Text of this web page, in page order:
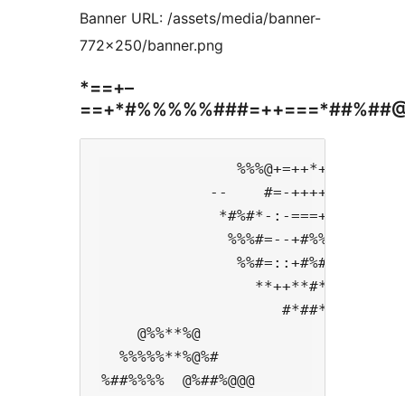
Banner URL: /assets/media/banner-
772×250/banner.png
*==+–
%%%@+=++*+-
--    #=-++++-
*#%#*-:-
%%%#=--
@%%**%@
%%%%%**%@%#